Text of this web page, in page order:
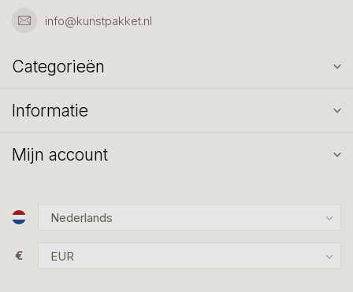
info@kunstpakket.nl
Categorieën
Informatie
Mijn account
€